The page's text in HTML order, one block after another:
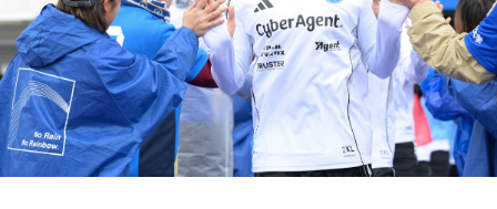
チケット
イベント
ファンクラブ
グッズ
試合データ
試合日程・結果
順位表・ゴールランキング
観戦するトップ
チケットを買う
チケット購入
クラブを知る
クラブを知るトップ
ＦＣ町田ゼルビアについて
ファンになる